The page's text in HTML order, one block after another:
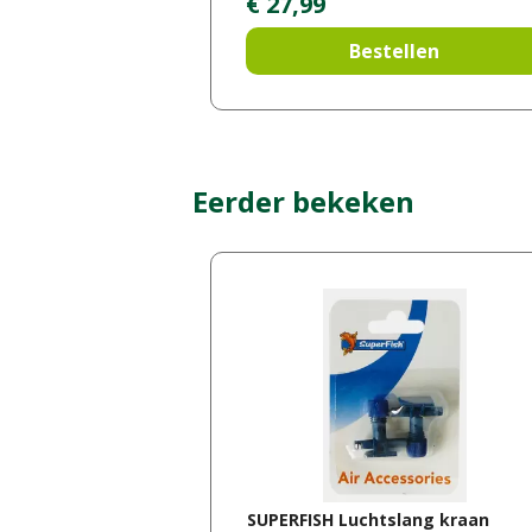
Bestellen
Eerder bekeken
SUPERFISH Luchtslang kraan